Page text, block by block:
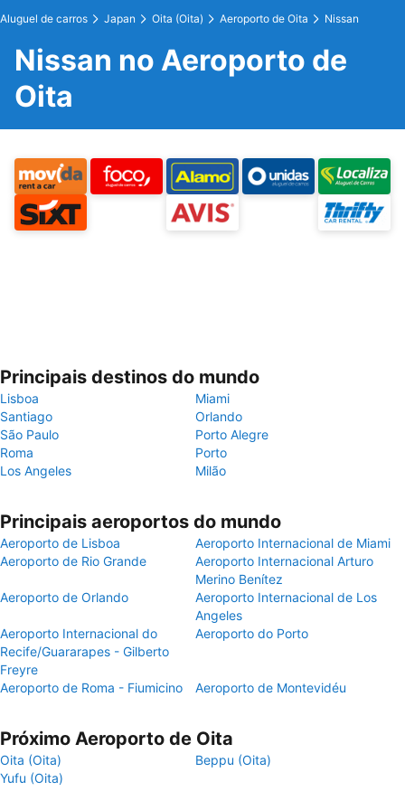
Aluguel de carros Japan Oita (Oita) Aeroporto de Oita Nissan
Nissan no Aeroporto de
Oita
Principais destinos do mundo
Lisboa
Miami
Santiago
Orlando
São Paulo
Porto Alegre
Roma
Porto
Los Angeles
Milão
Principais aeroportos do mundo
Aeroporto de Lisboa
Aeroporto Internacional de Miami
Aeroporto de Rio Grande
Aeroporto Internacional Arturo
Merino Benítez
Aeroporto de Orlando
Aeroporto Internacional de Los
Angeles
Aeroporto Internacional do
Recife/Guararapes - Gilberto
Freyre
Aeroporto do Porto
Aeroporto de Roma - Fiumicino Aeroporto de Montevidéu
Próximo Aeroporto de Oita
Oita (Oita)
Beppu (Oita)
Yufu (Oita)